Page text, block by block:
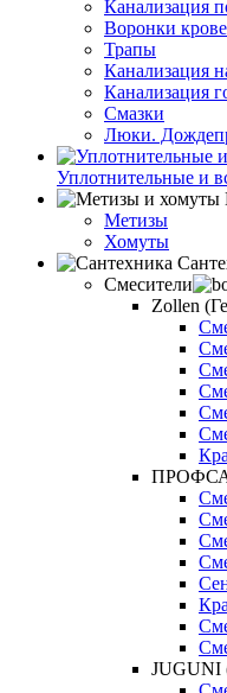
Канализация
Воронки
Трапы
Канализация
Канализация
Смазки
Люки.
Уплотнительные и
Метизы
Хомуты
Смесители
Zollen
JUGUNI